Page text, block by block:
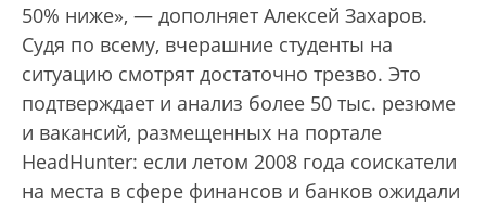
50% ниже», — дополняет Алексей Захаров.
Судя по всему, вчерашние студенты на
ситуацию смотрят достаточно трезво. Это
подтверждает и анализ более 50 тыс. резюме
и вакансий, размещенных на портале
HeadHunter: если летом 2008 года соискатели
на места в сфере финансов и банков ожидали